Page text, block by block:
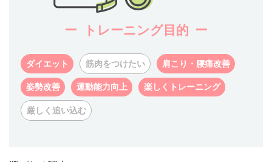
トレーニング目的
ダイエット 筋肉をつけたい 肩こり・腰痛改善
姿勢改善 運動能力向上 楽しくトレーニング
厳しく追い込む